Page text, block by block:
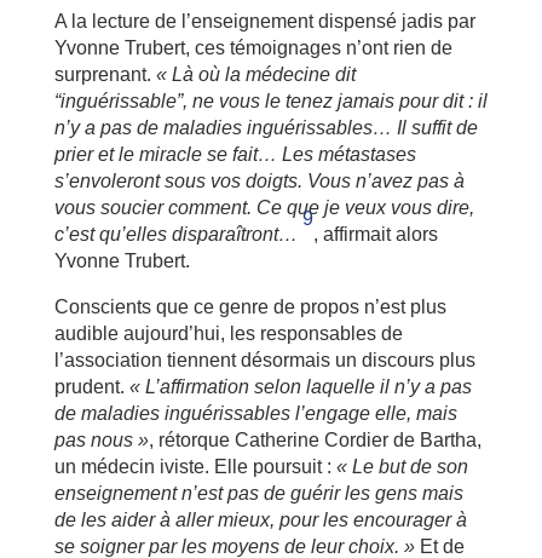
A la lecture de l’enseignement dispensé jadis par
Yvonne Trubert, ces témoignages n’ont rien de
surprenant. « Là où la médecine dit
“inguérissable”, ne vous le tenez jamais pour dit : il
n’y a pas de maladies inguérissables… Il suffit de
prier et le miracle se fait… Les métastases
s’envoleront sous vos doigts. Vous n’avez pas à
vous soucier comment. Ce que je veux vous dire,
c’est qu’elles disparaîtront…
9
, affirmait alors
Yvonne Trubert.
Conscients que ce genre de propos n’est plus
audible aujourd’hui, les responsables de
l’association tiennent désormais un discours plus
prudent. « L’affirmation selon laquelle il n’y a pas
de maladies inguérissables l’engage elle, mais
pas nous », rétorque Catherine Cordier de Bartha,
un médecin iviste. Elle poursuit : « Le but de son
enseignement n’est pas de guérir les gens mais
de les aider à aller mieux, pour les encourager à
se soigner par les moyens de leur choix. »Et de